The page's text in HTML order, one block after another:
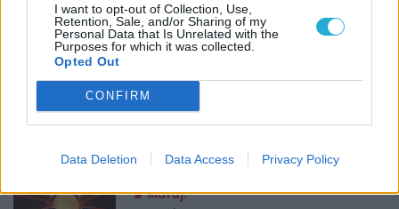
I want to opt-out of Collection, Use,
Retention, Sale, and/or Sharing of my
Personal Data that Is Unrelated with the
Purposes for which it was collected.
Opted Out
CONFIRM
Data Deletion Data Access Privacy Policy
JÁTÉKADATLAP
Book of Demons
Műfaj: